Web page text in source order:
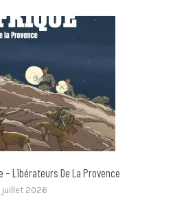
– Libérateurs De La Provence
juillet 2026